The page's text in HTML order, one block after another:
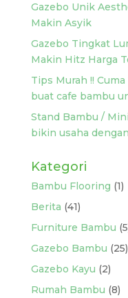
Gazebo Unik
Makin Asyik
Gazebo Tingkat
Makin Hitz Harga
Tips Murah !!
buat cafe bambu
Stand Bambu /
bikin usaha
Kategori
Bambu Flooring (1)
Berita (41)
Furniture Bambu
Gazebo Bambu (25)
Gazebo Kayu (2)
Rumah Bambu (8)